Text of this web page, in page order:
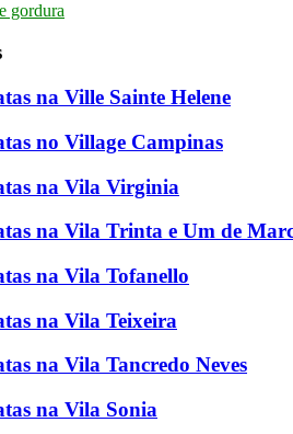
gordura
na Ville Sainte Helene
no Village Campinas
na Vila Virginia
na Vila Trinta e Um de
na Vila Tofanello
na Vila Teixeira
na Vila Tancredo Neves
na Vila Sonia